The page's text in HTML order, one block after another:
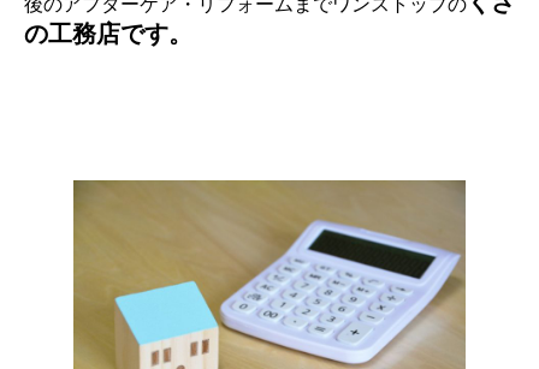
後のアフターケア・リフォームまでワンストップの
の工務店です。